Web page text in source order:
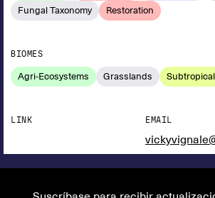
Fungal Taxonomy
Restoration
BIOMES
Agri-Ecosystems Grasslands
LINK EMAIL